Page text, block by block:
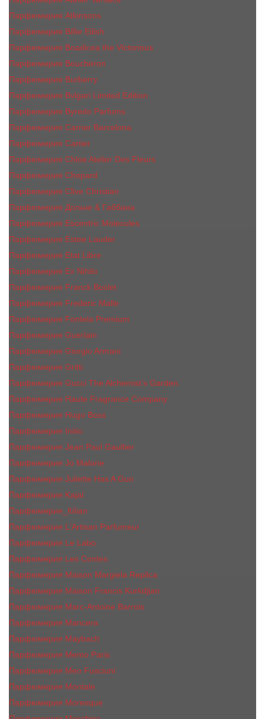
Парфюмерия Atkinsons
Парфюмерия Billie Eilish
Парфюмерия Boadicea the Victorious
Парфюмерия Boucheron
Парфюмерия Burberry
Парфюмерия Bvlgari Limited Edition
Парфюмерия Byredo Parfums
Парфюмерия Carner Barcelona
Парфюмерия Cartier
Парфюмерия Chloe Atelier Des Fleurs
Парфюмерия Сhopard
Парфюмерия Clive Christian
Парфюмерия Дольче & Габбана
Парфюмерия Escentric Molecules
Парфюмерия Estee Lаudеr
Парфюмерия Etat Libre
Парфюмерия Ex Nihilo
Парфюмерия Franck Boclet
Парфюмерия Frеderic Mаlle
Парфюмерия Fontela Premium
Парфюмерия Guerlain
Парфюмерия Giorgio Armani
Парфюмерия Gritti
Парфюмерия Gucci The Alchemist’s Garden.
Парфюмерия Haute Fragrance Company
Парфюмерия Hugo Boss
Парфюмерия Initio
Парфюмерия Jean Paul Gaultier
Парфюмерия Jо Malоnе
Парфюмерия Juliette Has A Gun
Парфюмерия Kajal
Парфюмерия_КiIiаn
Парфюмерия L'Artisan Parfumeur
Парфюмерия Le Labo
Парфюмерия Les Contes
Парфюмерия Maison Margiela Replica
Парфюмерия Maison Francis Kurkdjian
Парфюмерия Marc-Antoine Barrois
Парфюмерия Mancera
Парфюмерия Maybach
Парфюмерия Memo Paris
Парфюмерия Meo Fusciuni
Парфюмерия Montale
Парфюмерия Moresque